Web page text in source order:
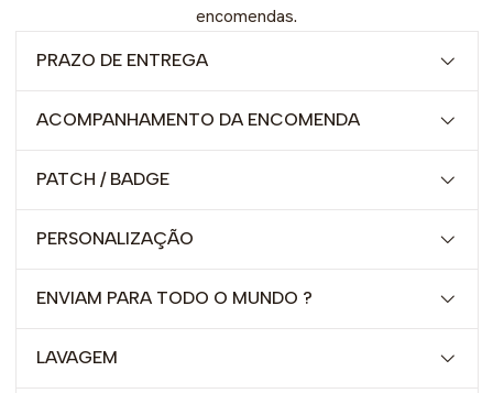
encomendas.
PRAZO DE ENTREGA
ACOMPANHAMENTO DA ENCOMENDA
PATCH / BADGE
PERSONALIZAÇÃO
ENVIAM PARA TODO O MUNDO ?
LAVAGEM